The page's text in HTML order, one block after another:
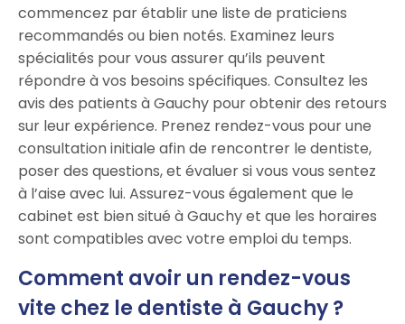
commencez par établir une liste de praticiens
recommandés ou bien notés. Examinez leurs
spécialités pour vous assurer qu’ils peuvent
répondre à vos besoins spécifiques. Consultez les
avis des patients à Gauchy pour obtenir des retours
sur leur expérience. Prenez rendez-vous pour une
consultation initiale afin de rencontrer le dentiste,
poser des questions, et évaluer si vous vous sentez
à l’aise avec lui. Assurez-vous également que le
cabinet est bien situé à Gauchy et que les horaires
sont compatibles avec votre emploi du temps.
Comment avoir un rendez-vous
vite chez le dentiste à Gauchy ?